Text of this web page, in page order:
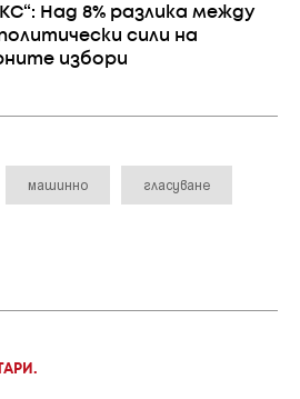
Над 8% разлика между
сили на
избори
машинно гласуване